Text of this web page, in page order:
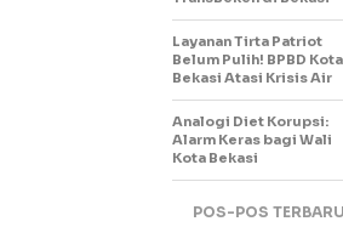
Layanan Tirta Patriot
Belum Pulih! BPBD Kota
Bekasi Atasi Krisis Air
Analogi Diet Korupsi:
Alarm Keras bagi Wali
Kota Bekasi
POS-POS TERBARU